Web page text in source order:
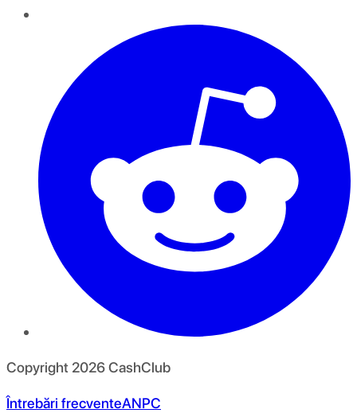
Copyright 2026CashClub
Întrebări frecventeANPC